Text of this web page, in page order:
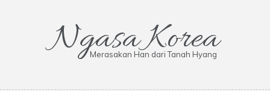
Ngasa Korea
Merasakan Han dari Tanah Hyang